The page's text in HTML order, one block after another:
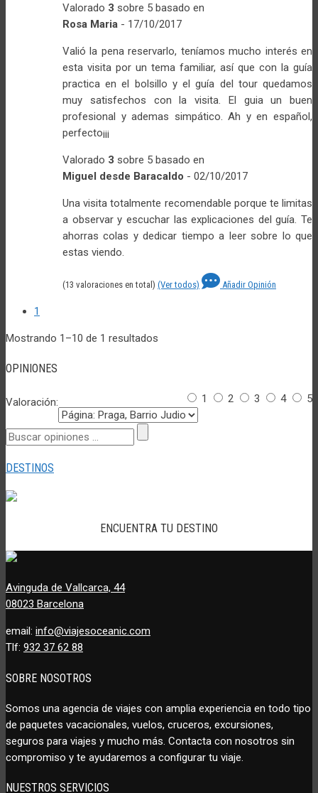
Valorado 3 sobre 5 basado en
Rosa Maria - 17/10/2017
Valió la pena reservarlo, teníamos mucho interés en
esta visita por un tema familiar, así que con la guía
practica en el bolsillo y el guía del tour quedamos
muy satisfechos con la visita. El guia un buen
profesional y ademas simpático. Ah y en español,
perfecto¡¡¡
Valorado 3 sobre 5 basado en
Miguel desde Baracaldo - 02/10/2017
Una visita totalmente recomendable porque te limitas
a observar y escuchar las explicaciones del guía. Te
ahorras colas y dedicar tiempo a leer sobre lo que
estas viendo.
(13 valoraciones en total) (Ver todos) Añadir Opinión
1
Mostrando 1–10 de 1 resultados
OPINIONES
Valoración: 1 2 3 4 5
DESTINOS
ENCUENTRA TU DESTINO
Avinguda de Vallcarca, 44
08023 Barcelona
email: info@viajesoceanic.com
Tlf: 932 37 62 88
SOBRE NOSOTROS
Somos una agencia de viajes con amplia experiencia en todo tipo
de paquetes vacacionales, vuelos, cruceros, excursiones,
seguros para viajes y mucho más. Contacta con nosotros sin
compromiso y te ayudaremos a configurar tu viaje.
NUESTROS SERVICIOS